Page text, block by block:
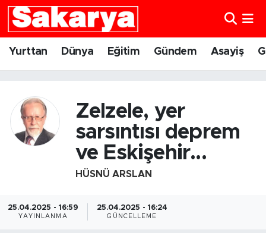
Yurttan Dünya Eğitim Gündem Asayiş
Zelzele, yer
sarsıntısı deprem
ve Eskişehir...
HÜSNÜ ARSLAN
25.04.2025 - 16:59
YAYINLANMA
25.04.2025 - 16:24
GÜNCELLEME
Yurttan
Eğitim
Gündem
Eskişehirspor
Eskişehir Nöbetçi Eczaneler
Eskişehir Namaz Vakitleri
Eskişehir Trafik Yoğunluk Haritası
Süper Lig Puan Durumu ve Fikstür